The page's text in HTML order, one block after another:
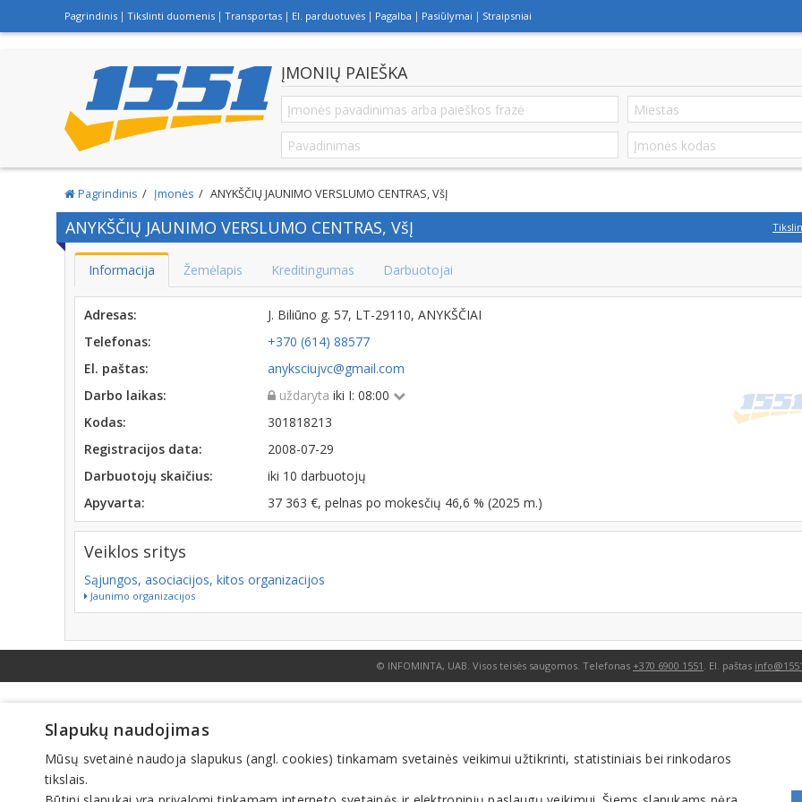
Pagrindinis Tikslinti duomenis Transportas El. parduotuvės Pagalba Pasiūlymai Straipsniai
ĮMONIŲ PAIEŠKA
Pagrindinis Įmonės ANYKŠČIŲ JAUNIMO VERSLUMO CENTRAS, VšĮ
ANYKŠČIŲ JAUNIMO VERSLUMO CENTRAS, VšĮ
Informacija Žemėlapis Kreditingumas Darbuotojai
Adresas:
J. Biliūno g. 57, LT-29110, ANYKŠČIAI
Telefonas:
+370 (614) 88577
El. paštas:
anyksciujvc@gmail.com
Darbo laikas:
uždaryta iki I: 08:00
Kodas:
301818213
Registracijos data:
2008-07-29
Darbuotojų skaičius:
iki 10 darbuotojų
Apyvarta:
37 363 €, pelnas po mokesčių 46,6 % (2025 m.)
Veiklos sritys
Sąjungos, asociacijos, kitos organizacijos
Jaunimo organizacijos
© INFOMINTA, UAB. Visos teisės saugomos. Telefonas +370 6900 1551 . El. paštas
Slapukų naudojimas
Mūsų svetainė naudoja slapukus (angl. cookies) tinkamam svetainės veikimui užtikrinti, statistiniais bei rinkodaros
tikslais.